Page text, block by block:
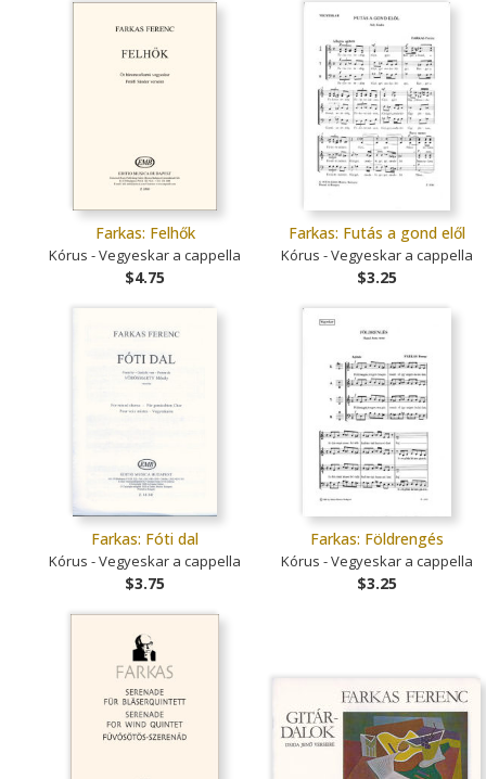
Farkas: Felhők
Kórus - Vegyeskar a cappella
$4.75
Farkas: Futás a gond elől
Kórus - Vegyeskar a cappella
$3.25
Farkas: Fóti dal
Kórus - Vegyeskar a cappella
$3.75
Farkas: Földrengés
Kórus - Vegyeskar a cappella
$3.25